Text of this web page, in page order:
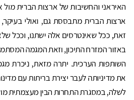
האיראני והחשיבות של ארצות הברית מול
ארצות הברית מתבססת גם, ואולי
זאת, ככל שאינטרסים אלה ישתנו, וככל
באזור המזרח התיכון, וזאת המגמה
השותפות הערכית. יתרה מזאת, ניכרת
את מדיניותה לעבר יצירת בריתות עם
לשלה, במסגרת התחרות הבין מעצמתית מול